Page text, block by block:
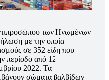
των Ηνωμένων
με την οποία
σε 352 είδη που
περίοδο από 12
2022. Τα
σώματα βαλβίδων